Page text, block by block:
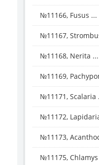
№11166, Fusus ...
№11167,
№11168, Nerita ...
№11169,
№11171, Scalaria
№11172,
№11173,
№11175, Chlamys